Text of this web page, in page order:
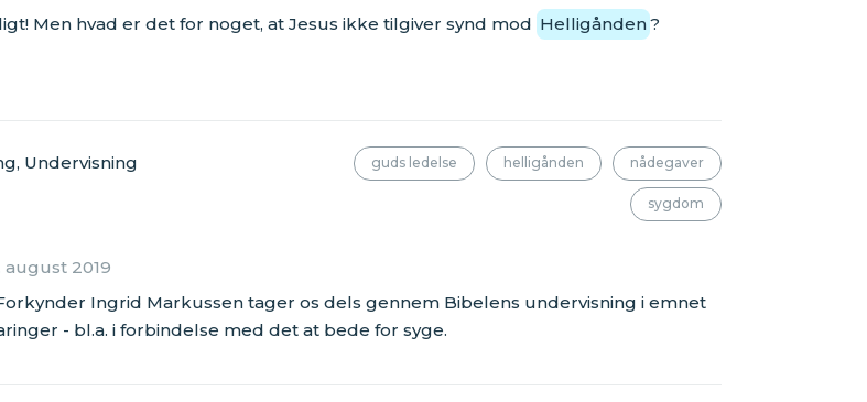
Men hvad er det for noget, at Jesus ikke tilgiver synd mod Helligånden?
Undervisning guds ledelse helligånden nådegaver
sygdom
2019
Ingrid Markussen tager os dels gennem Bibelens undervisning i emnet
- bl.a. i forbindelse med det at bede for syge.